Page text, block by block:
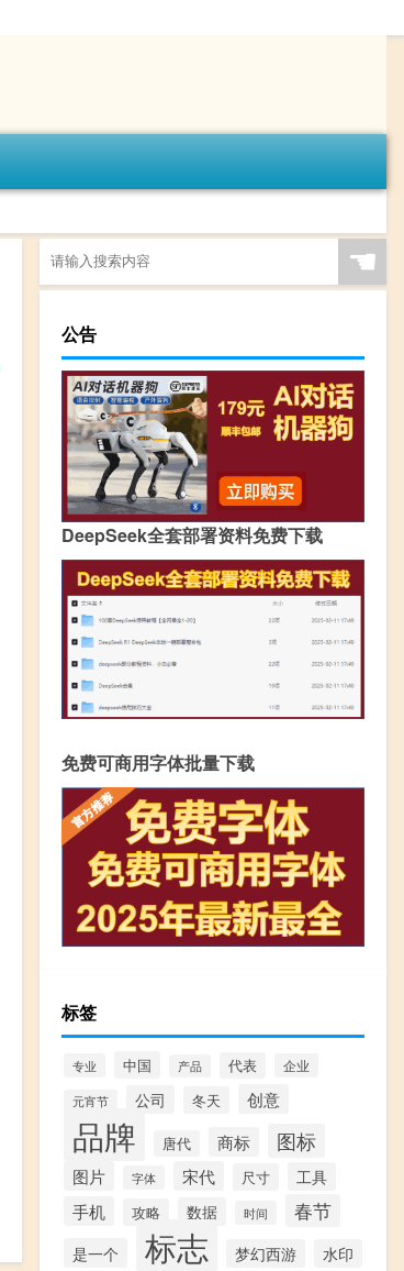
☚
公告
DeepSeek全套部署资料免费下载
免费可商用字体批量下载
标签
专业 中国 产品 代表 企业
元宵节 公司 冬天 创意
品牌 唐代 商标 图标
图片 字体 宋代 尺寸 工具
手机 攻略 数据 时间 春节
是一个 标志 梦幻西游 水印